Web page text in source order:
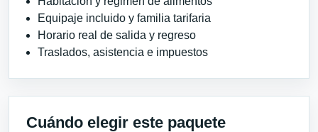
Equipaje incluido y familia tarifaria
Horario real de salida y regreso
Traslados, asistencia e impuestos
Cuándo elegir este paquete